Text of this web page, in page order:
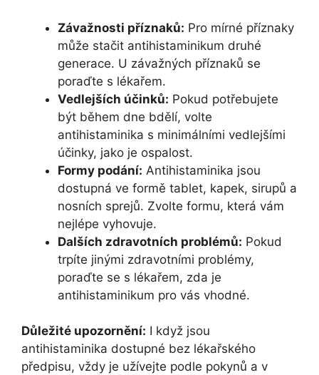
Závažnosti příznaků: Pro mírné příznaky
může stačit antihistaminikum druhé
generace. U závažných příznaků se
poraďte s lékařem.
Vedlejších účinků: Pokud potřebujete
být během dne bdělí, volte
antihistaminika s minimálními vedlejšími
účinky, jako je ospalost.
Formy podání: Antihistaminika jsou
dostupná ve formě tablet, kapek, sirupů a
nosních sprejů. Zvolte formu, která vám
nejlépe vyhovuje.
Dalších zdravotních problémů: Pokud
trpíte jinými zdravotními problémy,
poraďte se s lékařem, zda je
antihistaminikum pro vás vhodné.
Důležité upozornění: I když jsou
antihistaminika dostupné bez lékařského
předpisu, vždy je užívejte podle pokynů a v